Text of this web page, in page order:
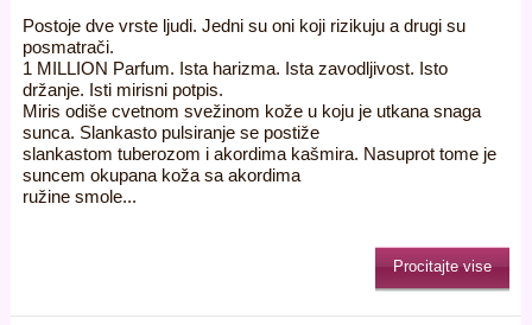
Postoje dve vrste ljudi. Jedni su oni koji rizikuju a drugi su
posmatrači.
1 MILLION Parfum. Ista harizma. Ista zavodljivost. Isto
držanje. Isti mirisni potpis.
Miris odiše cvetnom svežinom kože u koju je utkana snaga
sunca. Slankasto pulsiranje se postiže
slankastom tuberozom i akordima kašmira. Nasuprot tome je
suncem okupana koža sa akordima
ružine smole...
Procitajte vise